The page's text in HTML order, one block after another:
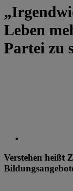
Leben
Partei zu
Verstehen heißt